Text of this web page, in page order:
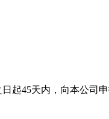
起45天内，向本公司